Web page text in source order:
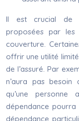
Il est crucial de
proposées par
couverture.
offrir une utilité
de l’assuré. Par
n’aura pas besoin
qu’une personne
dépendance
dépendance